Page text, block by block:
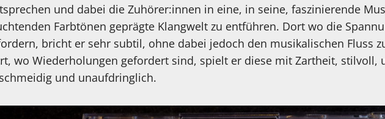
und dabei die Zuhörer:innen in eine, in seine, faszinierende
Farbtönen geprägte Klangwelt zu entführen. Dort wo die
bricht er sehr subtil, ohne dabei jedoch den musikalischen Fluss
wo Wiederholungen gefordert sind, spielt er diese mit Zartheit, stilvoll,
und unaufdringlich.